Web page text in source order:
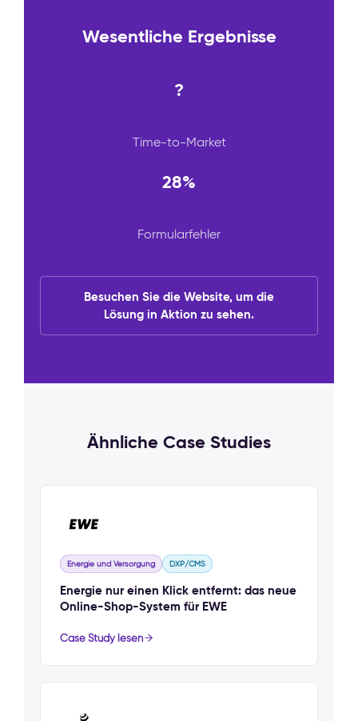
Wesentliche Ergebnisse
?
Time-to-Market
28%
Formularfehler
Besuchen Sie die Website, um die
Lösung in Aktion zu sehen.
Ähnliche Case Studies
Energie und Versorgung DXP/CMS
Energie nur einen Klick entfernt: das neue
Online-Shop-System für EWE
Case Study lesen